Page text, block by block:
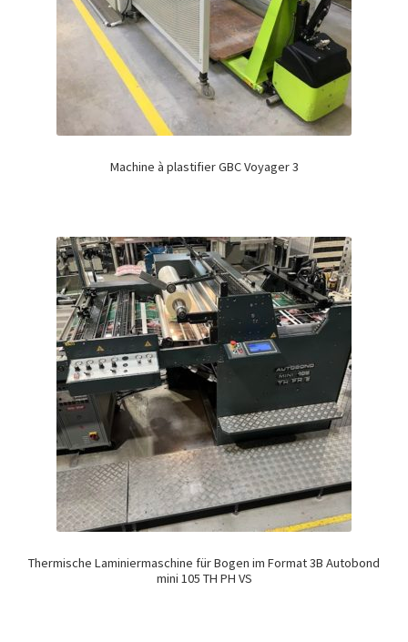
Machine à plastifier GBC Voyager 3
Thermische Laminiermaschine für Bogen im Format 3B Autobond
mini 105 TH PH VS